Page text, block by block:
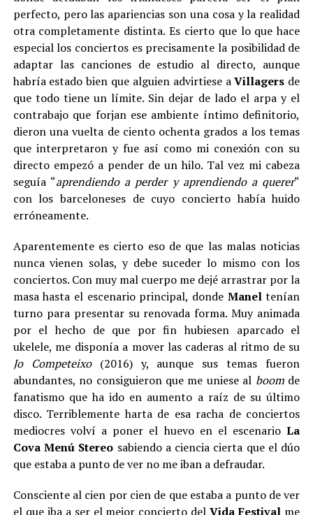
perfecto, pero las apariencias son una cosa y la realidad
otra completamente distinta. Es cierto que lo que hace
especial los conciertos es precisamente la posibilidad de
adaptar las canciones de estudio al directo, aunque
habría estado bien que alguien advirtiese aVillagers de
que todo tiene un límite. Sin dejar de lado el arpa y el
contrabajo que forjan ese ambiente íntimo definitorio,
dieron una vuelta de ciento ochenta grados a los temas
que interpretaron y fue así como mi conexión con su
directo empezó a pender de un hilo. Tal vez mi cabeza
seguía “aprendiendo a perder y aprendiendo a querer“
con los barceloneses de cuyo concierto había huido
erróneamente.
Aparentemente es cierto eso de que las malas noticias
nunca vienen solas, y debe suceder lo mismo con los
conciertos. Con muy mal cuerpo me dejé arrastrar por la
masa hasta el escenario principal, donde Maneltenían
turno para presentar su renovada forma. Muy animada
por el hecho de que por fin hubiesen aparcado el
ukelele, me disponía a mover las caderas al ritmo de su
Jo Competeixo(2016) y, aunque sus temas fueron
abundantes, no consiguieron que me uniese al boomde
fanatismo que ha ido en aumento a raíz de su último
disco. Terriblemente harta de esa racha de conciertos
mediocres volví a poner el huevo en el escenarioLa
Cova Menú Stereo sabiendo a ciencia cierta que el dúo
que estaba a punto de ver no me iban a defraudar.
Consciente al cien por cien de que estaba a punto de ver
el que iba a ser el mejor concierto delVida Festival me